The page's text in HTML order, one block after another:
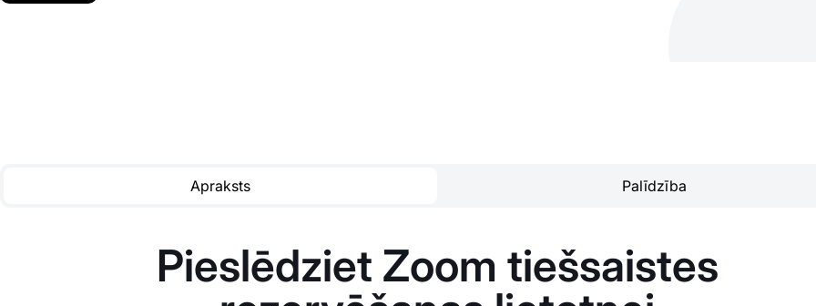
Apraksts Palīdzība
Pieslēdziet Zoom tiešsaistes